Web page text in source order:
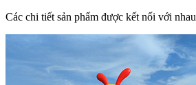
Các chi tiết sản phẩm được kết nối với